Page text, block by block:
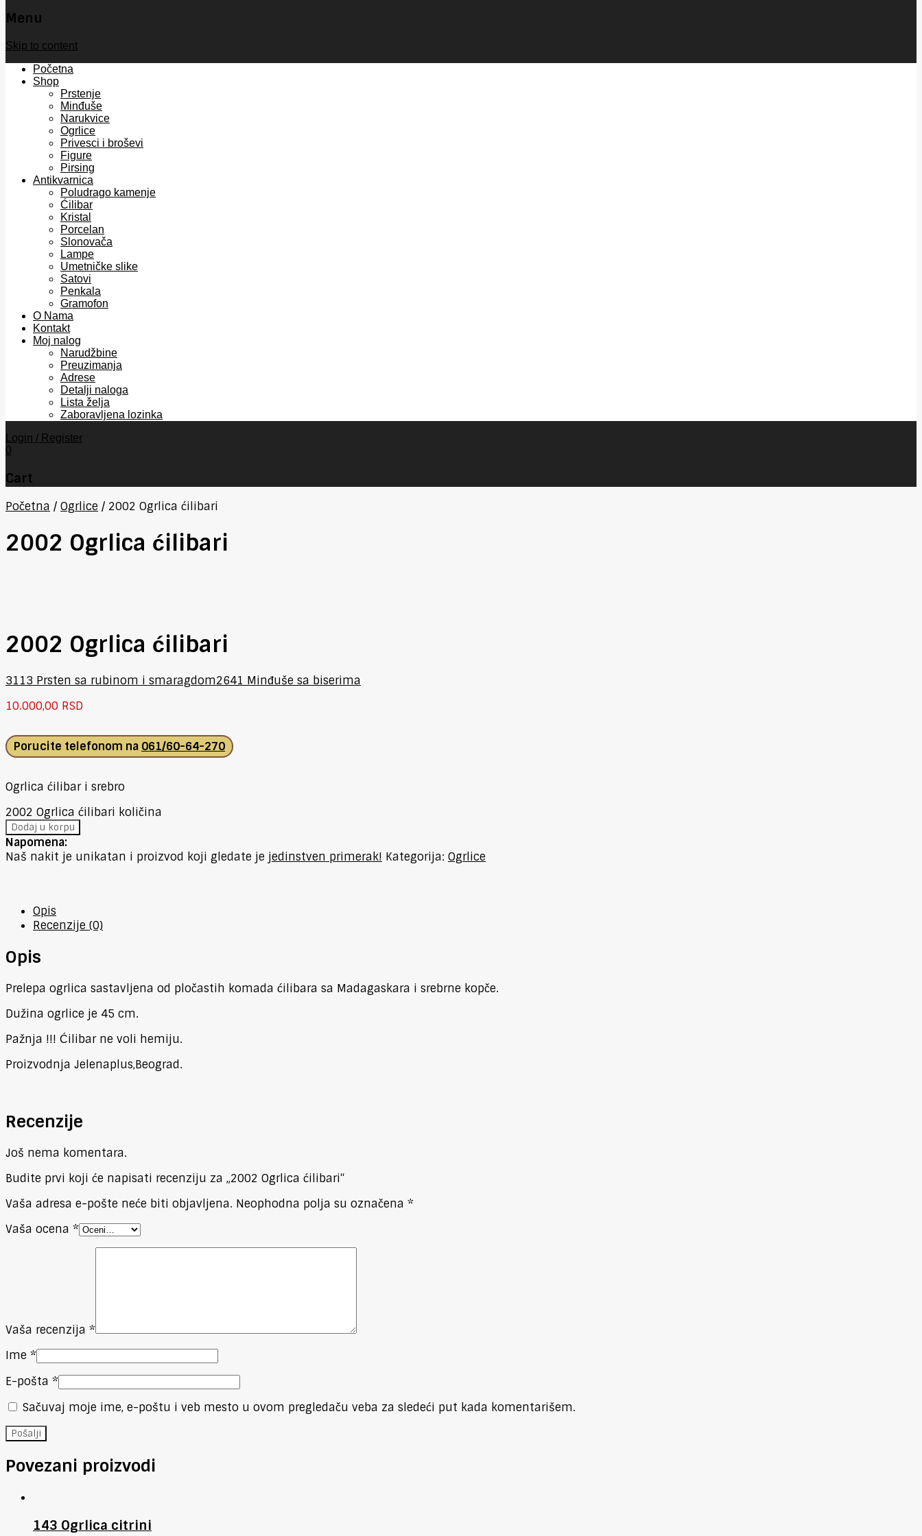
Menu
Skip to content
Početna
Shop
Prstenje
Minđuše
Narukvice
Ogrlice
Privesci i broševi
Figure
Pirsing
Antikvarnica
Poludrago kamenje
Ćilibar
Kristal
Porcelan
Slonovača
Lampe
Umetničke slike
Satovi
Penkala
Gramofon
O Nama
Kontakt
Moj nalog
Narudžbine
Preuzimanja
Adrese
Detalji naloga
Lista želja
Zaboravljena lozinka
Login / Register
0
Cart
Početna / Ogrlice / 2002 Ogrlica ćilibari
2002 Ogrlica ćilibari
2002 Ogrlica ćilibari
3113 Prsten sa rubinom i smaragdom2641 Minđuše sa biserima
10.000,00 RSD
Porucite telefonom na 061/60-64-270
Ogrlica ćilibar i srebro
2002 Ogrlica ćilibari količina
Dodaj u korpu
Napomena:
Naš nakit je unikatan i proizvod koji gledate je jedinstven primerak! Kategorija: Ogrlice
Opis
Recenzije (0)
Opis
Prelepa ogrlica sastavljena od pločastih komada ćilibara sa Madagaskara i srebrne kopče.
Dužina ogrlice je 45 cm.
Pažnja !!! Ćilibar ne voli hemiju.
Proizvodnja Jelenaplus,Beograd.
Recenzije
Još nema komentara.
Budite prvi koji će napisati recenziju za „2002 Ogrlica ćilibari“
Vaša adresa e-pošte neće biti objavljena. Neophodna polja su označena *
Vaša ocena *
Vaša recenzija *
Ime *
E-pošta *
Sačuvaj moje ime, e-poštu i veb mesto u ovom pregledaču veba za sledeći put kada komentarišem.
Povezani proizvodi
143 Ogrlica citrini